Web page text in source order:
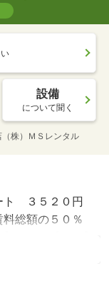
設備
について聞く
株）ＭＳレンタル
ト ３５２０円
料総額の５０％
】なし 【月額】
）【口振手数
，０００円※故